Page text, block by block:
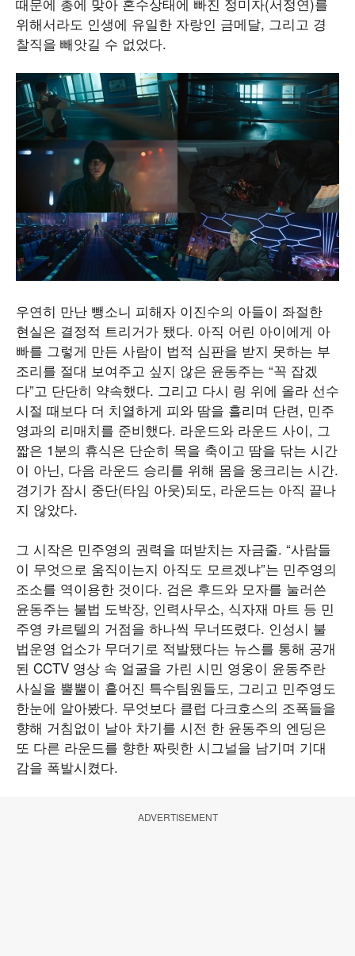
위해서라도 인생에 유일한 자랑인 금메달, 그리고 경
찰직을 빼앗길 수 없었다.
우연히 만난 뺑소니 피해자 이진수의 아들이 좌절한
현실은 결정적 트리거가 됐다. 아직 어린 아이에게 아
빠를 그렇게 만든 사람이 법적 심판을 받지 못하는 부
조리를 절대 보여주고 싶지 않은 윤동주는 “꼭 잡겠
다”고 단단히 약속했다. 그리고 다시 링 위에 올라 선수
시절 때보다 더 치열하게 피와 땀을 흘리며 단련, 민주
영과의 리매치를 준비했다. 라운드와 라운드 사이, 그
짧은 1분의 휴식은 단순히 목을 축이고 땀을 닦는 시간
이 아닌, 다음 라운드 승리를 위해 몸을 웅크리는 시간.
경기가 잠시 중단(타임 아웃)되도, 라운드는 아직 끝나
지 않았다.
그 시작은 민주영의 권력을 떠받치는 자금줄. “사람들
이 무엇으로 움직이는지 아직도 모르겠냐”는 민주영의
조소를 역이용한 것이다. 검은 후드와 모자를 눌러쓴
윤동주는 불법 도박장, 인력사무소, 식자재 마트 등 민
주영 카르텔의 거점을 하나씩 무너뜨렸다. 인성시 불
법운영 업소가 무더기로 적발됐다는 뉴스를 통해 공개
된 CCTV 영상 속 얼굴을 가린 시민 영웅이 윤동주란
사실을 뿔뿔이 흩어진 특수팀원들도, 그리고 민주영도
한눈에 알아봤다. 무엇보다 클럽 다크호스의 조폭들을
향해 거침없이 날아 차기를 시전 한 윤동주의 엔딩은
또 다른 라운드를 향한 짜릿한 시그널을 남기며 기대
감을 폭발시켰다.
ADVERTISEMENT